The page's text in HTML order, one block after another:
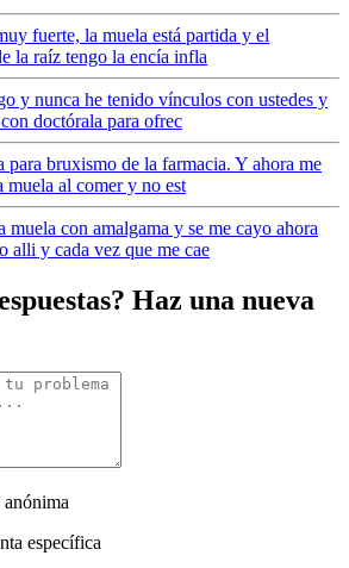
fuerte, la muela está partida y el
la raíz tengo la encía infla
y nunca he tenido vínculos con ustedes y
doctórala para ofrec
para bruxismo de la farmacia. Y ahora me
muela al comer y no est
muela con amalgama y se me cayo ahora
alli y cada vez que me cae
Haz una nueva
anónima
específica